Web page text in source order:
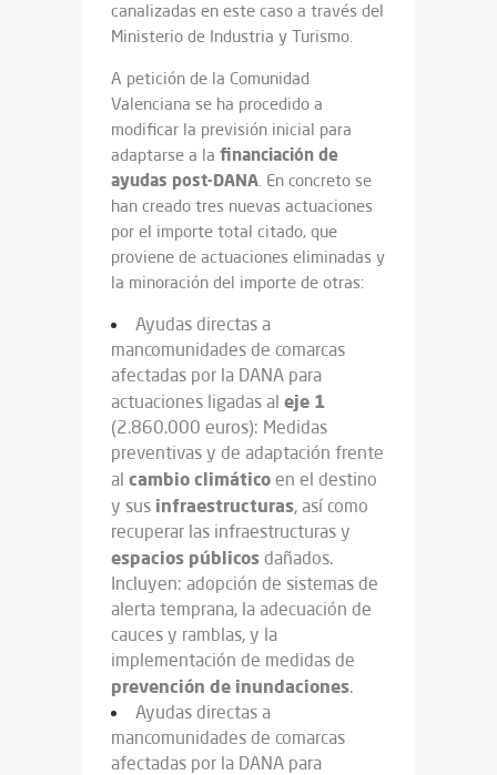
canalizadas en este caso a través del
Ministerio de Industria y Turismo.
A petición de la Comunidad
Valenciana se ha procedido a
modificar la previsión inicial para
adaptarse a la financiación de
ayudas post-DANA. En concreto se
han creado tres nuevas actuaciones
por el importe total citado, que
proviene de actuaciones eliminadas y
la minoración del importe de otras:
Ayudas directas a
mancomunidades de comarcas
afectadas por la DANA para
actuaciones ligadas al eje 1
(2.860.000 euros): Medidas
preventivas y de adaptación frente
al cambioclimático en el destino
y sus infraestructuras, así como
recuperar las infraestructuras y
espacios públicos dañados.
Incluyen: adopción de sistemas de
alerta temprana, la adecuación de
cauces y ramblas, y la
implementación de medidas de
prevención de inundaciones.
Ayudas directas a
mancomunidades de comarcas
afectadas por la DANA para